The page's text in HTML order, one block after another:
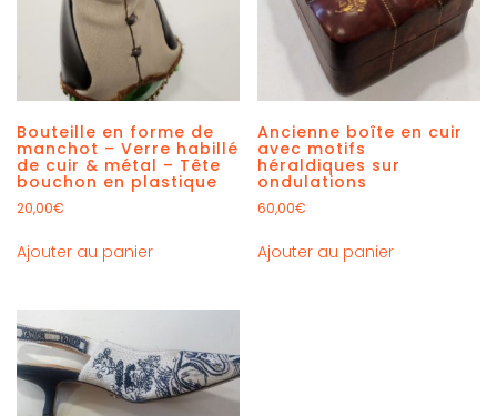
Bouteille en forme de
manchot – Verre habillé
de cuir & métal – Tête
bouchon en plastique
20,00€
Ajouter au panier
Ancienne boîte en cuir
avec motifs
héraldiques sur
ondulations
60,00€
Ajouter au panier